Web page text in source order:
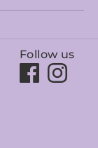
Follow us